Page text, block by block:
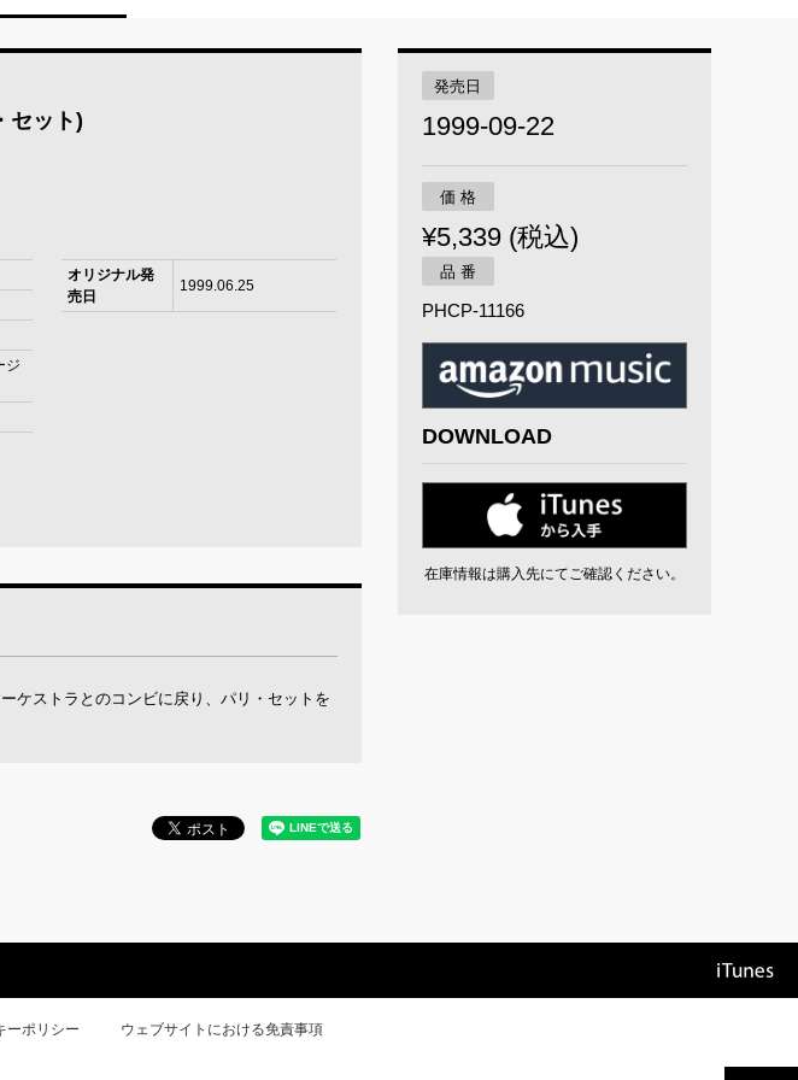
セット)
ジ
オリジナル発
売日
1999.06.25
ケストラとのコンビに戻り、パリ・セットを
発売日
1999-09-22
価 格
¥5,339 (税込)
品 番
PHCP-11166
DOWNLOAD
在庫情報は購入先にてご確認ください。
ーポリシー ウェブサイトにおける免責事項